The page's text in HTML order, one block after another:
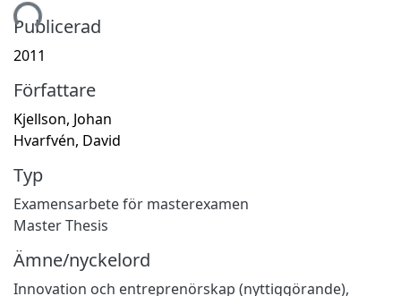
Publicerad
2011
Författare
Kjellson, Johan
Hvarfvén, David
Typ
Examensarbete för masterexamen
Master Thesis
Ämne/nyckelord
Innovation och entreprenörskap (nyttiggörande),